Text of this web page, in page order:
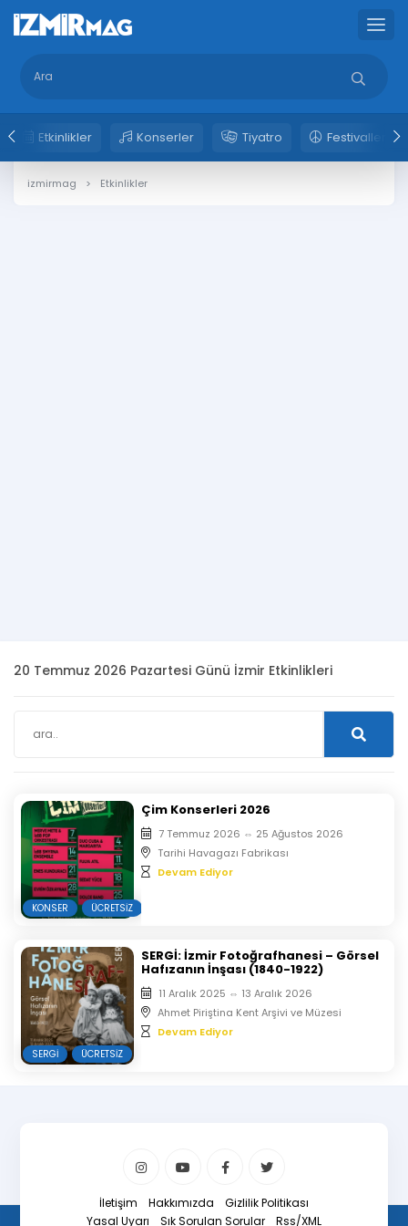
Etkinlikler Konserler Tiyatro Festivaller
izmirmag Etkinlikler
20 Temmuz 2026 Pazartesi Günü İzmir Etkinlikleri
KONSER ÜCRETSIZ
Çim Konserleri 2026
7 Temmuz 2026 ⇔ 25 Ağustos 2026
Tarihi Havagazı Fabrikası
Devam Ediyor
SERGI ÜCRETSIZ
SERGİ: İzmir Fotoğrafhanesi – Görsel
Hafızanın İnşası (1840-1922)
11 Aralık 2025 ⇔ 13 Aralık 2026
Ahmet Piriştina Kent Arşivi ve Müzesi
Devam Ediyor
İletişim Hakkımızda
Gizlilik Politikası
Yasal Uyarı
Sık Sorulan Sorular Rss/XML